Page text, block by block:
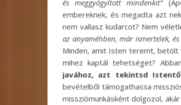
és meggyógyított mindenkit”
embereknek, és megadta azt
nem vallasz kudarcot? Nem
az anyaméhben, már ismertelek,
Minden, amit Isten teremt, betölt
mihez kaptál tehetséget?
javához, azt tekintsd
bevételből támogathassa
missziómunkásként dolgozol,